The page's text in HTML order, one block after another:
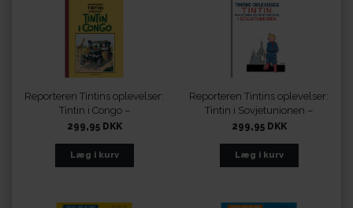
Reporteren Tintins oplevelser:
Tintin i Congo –
fundamentalistisk
299,95 DKK
Reporteren Tintins oplevelser:
Tintin i Sovjetunionen –
fundamentalistisk
299,95 DKK